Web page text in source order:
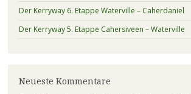
Der Kerryway 6. Etappe Waterville – Caherdaniel
Der Kerryway 5. Etappe Cahersiveen – Waterville
Neueste Kommentare